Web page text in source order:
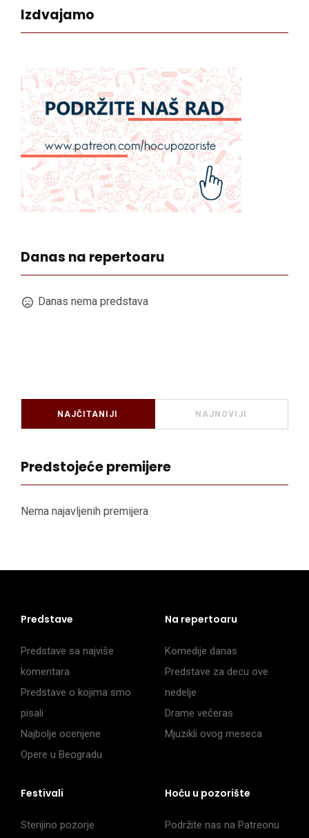
Izdvajamo
Danas na repertoaru
Danas nema predstava
NAJČITANIJI NAJNOVIJI
Predstojeće premijere
Nema najavljenih premijera
Predstave
Predstave sa najviše
komentara
Predstave o kojima smo
pisali
Najbolje ocenjene
Opere u Beogradu
Na repertoaru
Komedije danas
Predstave za decu ove
nedelje
Drame večeras
Mjuzikli ovog meseca
Festivali
Sterijino pozorje
Hoću u pozorište
Podržite nas na Patreonu